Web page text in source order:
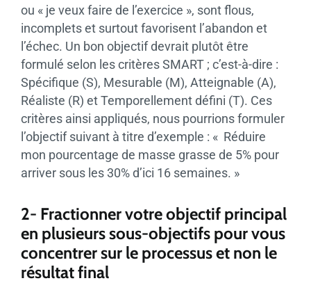
ou « je veux faire de l’exercice », sont flous,
incomplets et surtout favorisent l’abandon et
l’échec. Un bon objectif devrait plutôt être
formulé selon les critères SMART ; c’est-à-dire :
Spécifique (S), Mesurable (M), Atteignable (A),
Réaliste (R) et Temporellement défini (T). Ces
critères ainsi appliqués, nous pourrions formuler
l’objectif suivant à titre d’exemple : « Réduire
mon pourcentage de masse grasse de 5% pour
arriver sous les 30% d’ici 16 semaines. »
2- Fractionner votre objectif principal
en plusieurs sous-objectifs pour vous
concentrer sur le processus et non le
résultat final